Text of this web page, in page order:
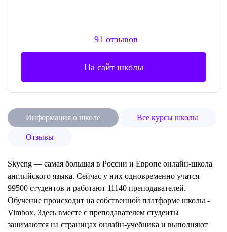
91 отзывов
На сайт школы
Информация о школе Все курсы школы
Отзывы
Skyeng — самая большая в России и Европе онлайн-школа
английского языка. Сейчас у них одновременно учатся
99500 студентов и работают 11140 преподавателей.
Обучение происходит на собственной платформе школы -
Vimbox. Здесь вместе с преподавателем студенты
занимаются на страницах онлайн-учебника и выполняют